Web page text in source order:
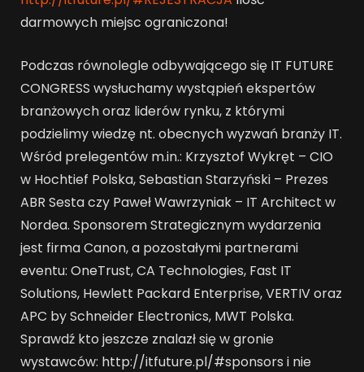
darmowych miejsc ograniczona!
Podczas równolegle odbywającego się IT FUTURE
CONGRESS wysłuchamy wystąpień ekspertów
branżowych oraz liderów rynku, z którymi
podzielimy wiedzę nt. obecnych wyzwań branży IT.
Wśród prelegentów m.in.: Krzysztof Wykręt – CIO
w Hochtief Polska, Sebastian Starzyński – Prezes
ABR Sesta czy Paweł Wawrzyniak – IT Architect w
Nordea. Sponsorem Strategicznym wydarzenia
jest firma Canon, a pozostałymi partnerami
eventu: OneTrust, CA Technologies, Fast IT
Solutions, Hewlett Packard Enterprise, VERTIV oraz
APC by Schneider Electronics, MWT Polska.
Sprawdź kto jeszcze znalazł się w gronie
wystawców: http://itfuture.pl/#sponsors i nie